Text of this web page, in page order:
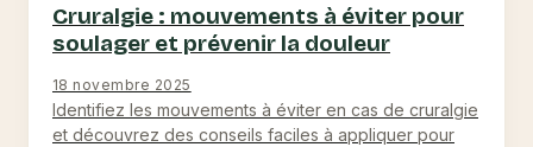
Cruralgie : mouvements à éviter pour
soulager et prévenir la douleur
18 novembre 2025
Identifiez les mouvements à éviter en cas de cruralgie
et découvrez des conseils faciles à appliquer pour